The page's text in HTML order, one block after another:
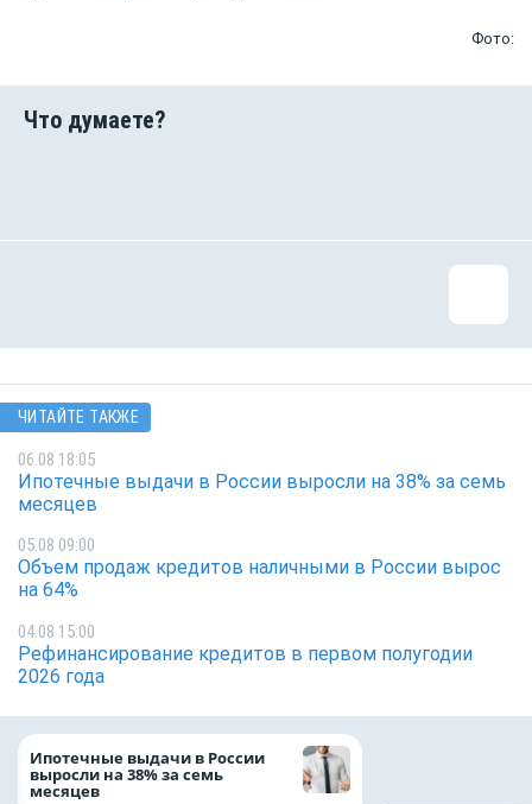
Фото:
ЧИТАЙТЕ ТАКЖЕ
06.08 18:05
Ипотечные выдачи в России выросли на 38% за семь
месяцев
05.08 09:00
Объем продаж кредитов наличными в России вырос
на 64%
04.08 15:00
Рефинансирование кредитов в первом полугодии
2026 года
Ипотечные выдачи в России
выросли на 38% за семь
месяцев